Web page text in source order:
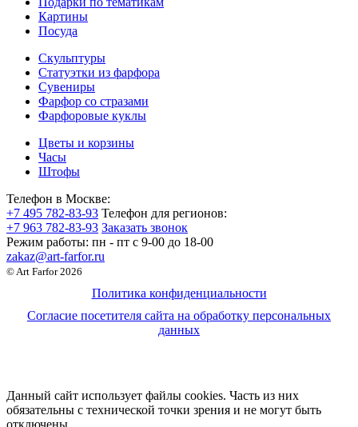
Картины
Посуда
Скульптуры
Статуэтки из фарфора
Сувениры
Фарфор со стразами
Фарфоровые куклы
Цветы и корзины
Часы
Штофы
Телефон в Москве:
+7 495 782-83-93 Телефон для регионов:
+7 963 782-83-93 Заказать звонок
Режим работы: пн - пт c 9-00 до 18-00
zakaz@art-farfor.ru
© Art Farfor 2026
Политика конфиденциальности
Согласие посетителя сайта на обработку персональных
данных
Данный сайт использует файлы cookies. Часть из них
обязательны с технической точки зрения и не могут быть
отключены.